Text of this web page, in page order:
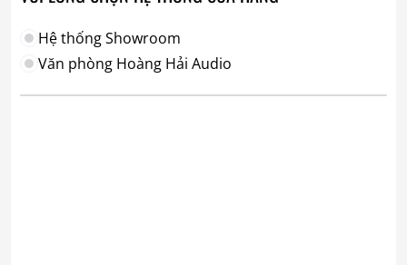
Hệ thống Showroom
Văn phòng Hoàng Hải Audio